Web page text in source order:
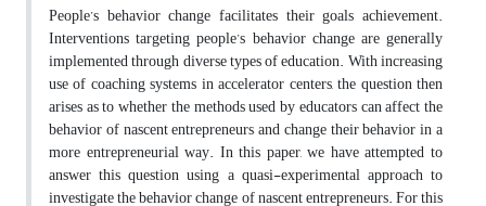
People’s behavior change facilitates their goals achievement.
Interventions targeting people’s behavior change are generally
implemented through diverse types of education. With increasing
use of coaching systems in accelerator centers, the question then
arises as to whether the methods used by educators can affect the
behavior of nascent entrepreneurs and change their behavior in a
more entrepreneurial way. In this paper, we have attempted to
answer this question using a quasi-experimental approach to
investigate the behavior change of nascent entrepreneurs. For this